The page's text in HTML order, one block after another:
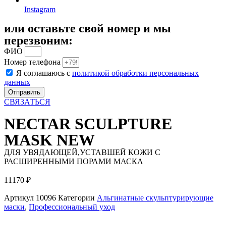
Instagram
или оставьте свой номер и мы
перезвоним:
ФИО
Номер телефона
Я соглашаюсь с политикой обработки персональных
данных
Отправить
СВЯЗАТЬСЯ
NECTAR SCULPTURE
MASK NEW
ДЛЯ УВЯДАЮЩЕЙ,УСТАВШЕЙ КОЖИ С
РАСШИРЕННЫМИ ПОРАМИ МАСКА
11170 ₽
Артикул 10096 Категории Альгинатные скульптурирующие
маски, Профессиональный уход